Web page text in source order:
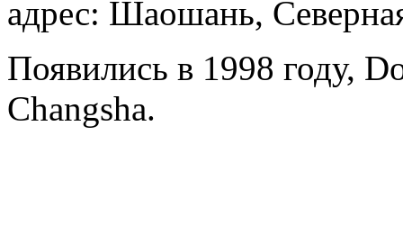
адрес: Шаошань,
Появились в 1998 году,
Changsha.